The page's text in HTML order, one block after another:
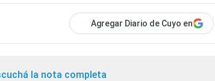
Agregar Diario de Cuyo en
la nota completa